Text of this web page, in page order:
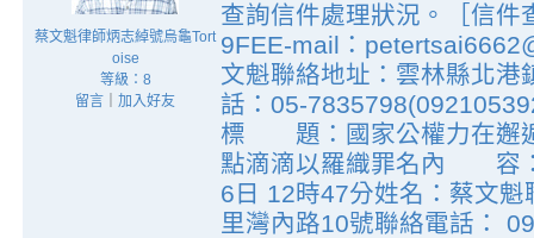
蔡文魁律師炳志綽號烏龜Tort
oise
等級：8
留言
加入好友
查詢信件處理狀況。［信件
9FEE-mail：
文魁聯絡地址：雲林縣北港
話：05-
標 題：國家公權力在邂
點滴滴以羅織罪名內 容
6日 12時47分姓名：蔡文
里灣內路10號聯絡電話：